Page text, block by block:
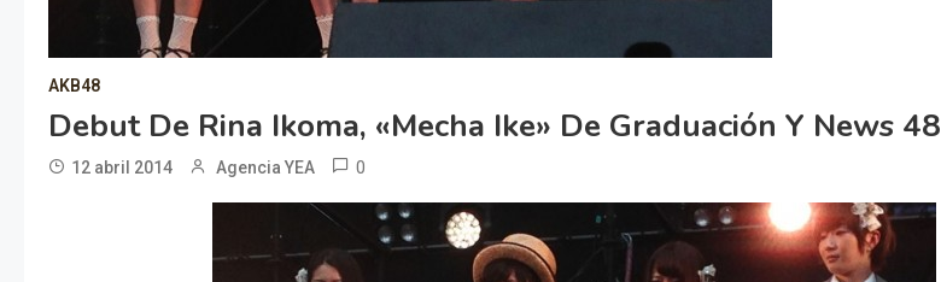
AKB48
Debut De Rina Ikoma, «Mecha Ike» De Graduación Y News 48
12 abril 2014 Agencia YEA 0